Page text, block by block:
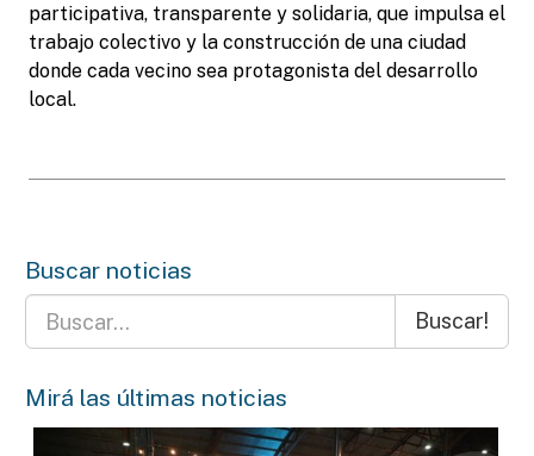
participativa, transparente y solidaria, que impulsa el
trabajo colectivo y la construcción de una ciudad
donde cada vecino sea protagonista del desarrollo
local.
Buscar noticias
Buscar!
Mirá las últimas noticias